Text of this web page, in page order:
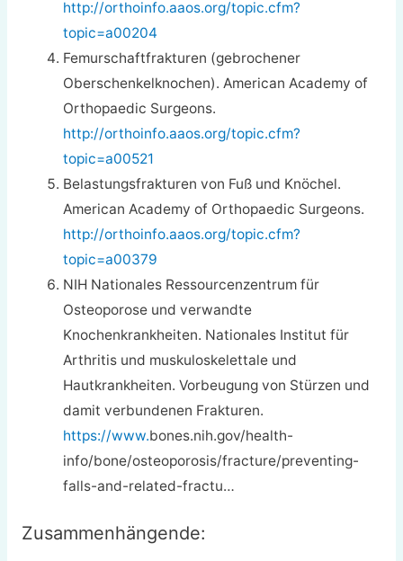
http://orthoinfo.aaos.org/topic.cfm?
topic=a00204
Femurschaftfrakturen (gebrochener
Oberschenkelknochen). American Academy of
Orthopaedic Surgeons.
http://orthoinfo.aaos.org/topic.cfm?
topic=a00521
Belastungsfrakturen von Fuß und Knöchel.
American Academy of Orthopaedic Surgeons.
http://orthoinfo.aaos.org/topic.cfm?
topic=a00379
NIH Nationales Ressourcenzentrum für
Osteoporose und verwandte
Knochenkrankheiten. Nationales Institut für
Arthritis und muskuloskelettale und
Hautkrankheiten. Vorbeugung von Stürzen und
damit verbundenen Frakturen.
https://www.bones.nih.gov/health-
info/bone/osteoporosis/fracture/preventing-
falls-and-related-fractu…
Zusammenhängende: